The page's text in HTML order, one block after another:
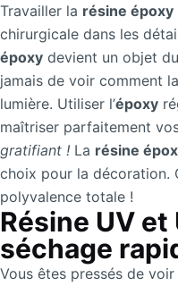
Travailler la résine époxy
chirurgicale dans les
époxy devient un objet
jamais de voir comment la
lumière. Utiliser l’époxy
maîtriser parfaitement
gratifiant ! La résine
choix pour la décoration.
polyvalence totale !
Résine UV et
séchage
Vous êtes pressés de